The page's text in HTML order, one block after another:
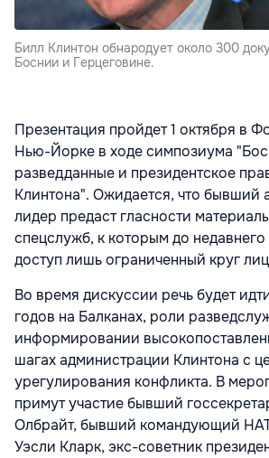
Билл Клинтон обнародует около 300
Боснии и Герцеговине.
Презентация пройдет 1 октября в
Нью-Йорке в ходе симпозиума
разведданные и президентское
Клинтона". Ожидается, что бывший
лидер предаст гласности
спецслужб, к которым до
доступ лишь ограниченный круг
Во время дискуссии речь будет
годов на Балканах, роли
информировании
шагах администрации Клинтона с
урегулирования конфликта. В
примут участие бывший
Олбрайт, бывший командующий
Уэсли Кларк, экс-советник